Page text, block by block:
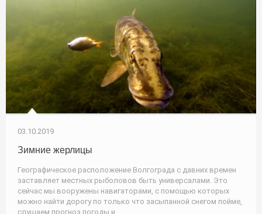
03.10.2019
Зимние жерлицы
Географическое расположение Волгограда с давних времен
заставляет местных рыболовов быть универсалами. Это
сейчас мы вооружены навигаторами, с помощью которых
можно найти дорогу по только что засыпанной снегом пойме,
слушаем прогноз погоды и